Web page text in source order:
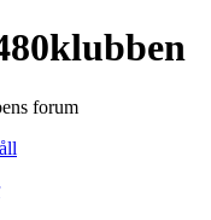
forum